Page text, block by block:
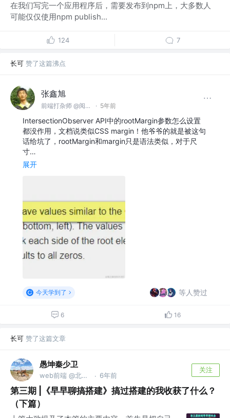
在我们写完一个应用程序后，需要发布到npm上，大多数人
可能仅仅使用npm publish...
124 7
长可 赞了这篇沸点
张鑫旭
前端打杂师 @阅文集团 · 5年前
IntersectionObserver API中的rootMargin参数怎么设置
都没作用，文档说类似CSS margin！他爷爷的就是被这句
话给坑了，rootMargin和margin只是语法类似，对于尺
寸…
展开
今天学到了 等人赞过
6 16
长可 赞了这篇文章
愚坤秦少卫
web前端 @北京迅单科技有限公司 · 6年前
关注
第三期 |《早早聊搞搭建》搞过搭建的我收获了什么？
（下篇）